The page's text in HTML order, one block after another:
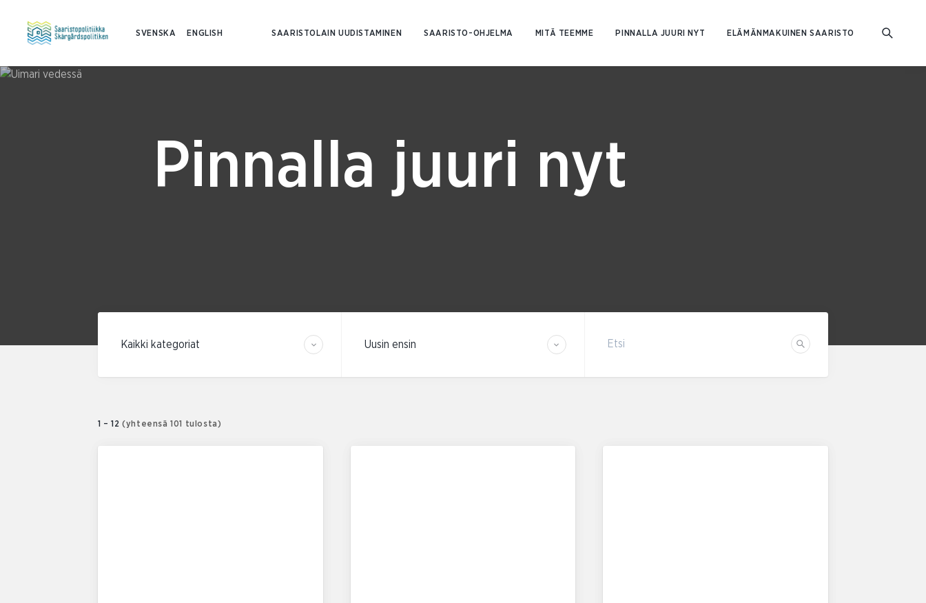
SVENSKA ENGLISH SAARISTOLAIN UUDISTAMINEN SAARISTO-OHJELMA MITÄ TEEMME PINNALLA JUURI NYT ELÄMÄNMAKUINEN SAARISTO
Pinnalla juuri nyt
Etsi
1 – 12 (yhteensä 101 tulosta)